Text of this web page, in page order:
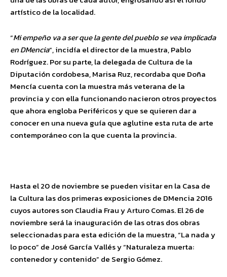
artístico de la localidad.
“Mi empeño va a ser que la gente del pueblo se vea implicada
en DMencia“, incidía el director de la muestra, Pablo
Rodríguez. Por su parte, la delegada de Cultura de la
Diputación cordobesa, Marisa Ruz, recordaba que Doña
Mencía cuenta con la muestra más veterana de la
provincia y con ella funcionando nacieron otros proyectos
que ahora engloba Periféricos y que se quieren dar a
conocer en una nueva guía que aglutine esta ruta de arte
contemporáneo con la que cuenta la provincia.
Hasta el 20 de noviembre se pueden visitar en la Casa de
la Cultura las dos primeras exposiciones de DMencia 2016
cuyos autores son Claudia Frau y Arturo Comas. El 26 de
noviembre será la inauguración de las otras dos obras
seleccionadas para esta edición de la muestra, “La nada y
lo poco” de José García Vallés y “Naturaleza muerta:
contenedor y contenido” de Sergio Gómez.